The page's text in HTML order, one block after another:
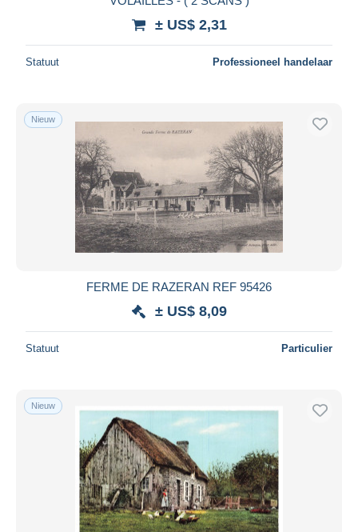
± US$ 2,31
Statuut Professioneel handelaar
Nieuw
FERME DE RAZERAN REF 95426
± US$ 8,09
Statuut Particulier
Nieuw